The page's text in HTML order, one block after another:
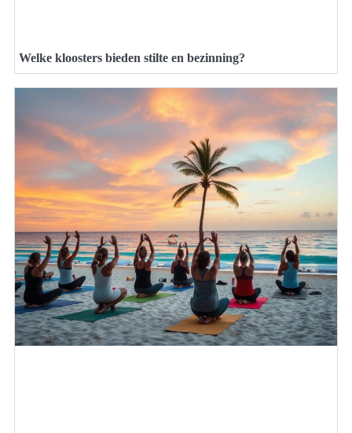
Welke kloosters bieden stilte en bezinning?